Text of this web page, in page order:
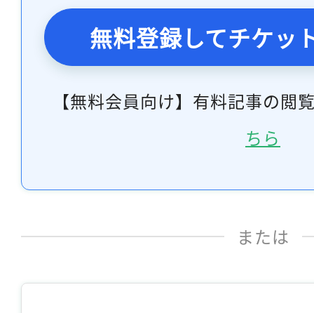
無料登録してチケッ
【無料会員向け】有料記事の閲
ちら
または